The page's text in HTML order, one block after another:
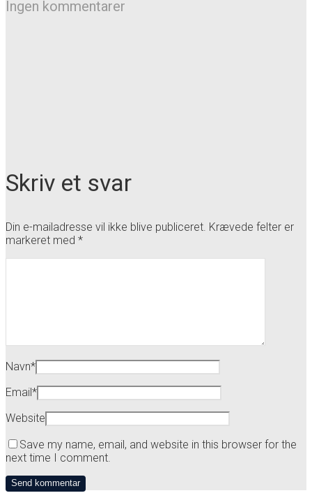
Ingen kommentarer
Skriv et svar
Din e-mailadresse vil ikke blive publiceret. Krævede felter er
markeret med *
Navn*
Email*
Website
Save my name, email, and website in this browser for the
next time I comment.